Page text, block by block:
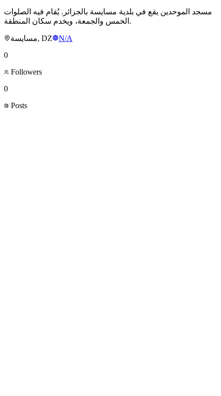
مسجد الموحدين يقع في بلدية مسايسة بالجزائر. يُقام فيه الصلوات
الخمس والجمعة، ويخدم سكان المنطقة.
مسايسة, DZ
N/A
0
Followers
0
Posts